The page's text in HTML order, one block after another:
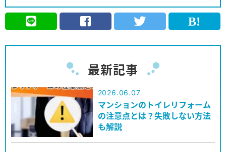
最新記事
2026.06.07
マンションのトイレリフォーム
の注意点とは？失敗しない方法
も解説